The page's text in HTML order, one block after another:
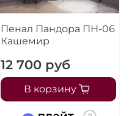
Пенал Пандора ПН-06
Кашемир
12 700 руб
В корзину